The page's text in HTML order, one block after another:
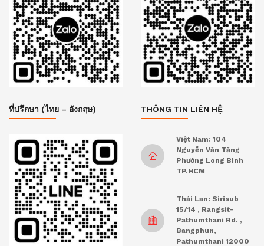
ที่ปรึกษา (ไทย – อังกฤษ) THÔNG TIN LIÊN HỆ
Việt Nam: 104
Nguyễn Văn Tăng
Phường Long Bình
TP.HCM
Thái Lan: Sirisub
15/14 , Rangsit-
Pathumthani Rd. ,
Bangphun,
Pathumthani 12000